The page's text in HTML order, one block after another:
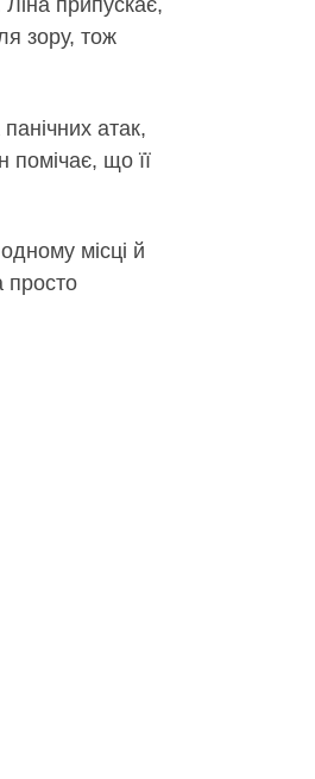
припускає,
зору, тож
атак,
помічає, що її
місці й
просто